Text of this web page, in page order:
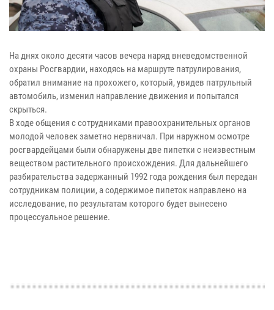
На днях около десяти часов вечера наряд вневедомственной
охраны Росгвардии, находясь на маршруте патрулирования,
обратил внимание на прохожего, который, увидев патрульный
автомобиль, изменил направление движения и попытался
скрыться.
В ходе общения с сотрудниками правоохранительных органов
молодой человек заметно нервничал. При наружном осмотре
росгвардейцами были обнаружены две пипетки с неизвестным
веществом растительного происхождения. Для дальнейшего
разбирательства задержанный 1992 года рождения был передан
сотрудникам полиции, а содержимое пипеток направлено на
исследование, по результатам которого будет вынесено
процессуальное решение.